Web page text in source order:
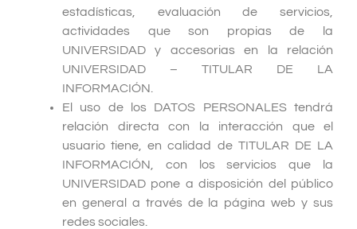
estadísticas, evaluación de servicios,
actividades que son propias de la
UNIVERSIDAD y accesorias en la relación
UNIVERSIDAD – TITULAR DE LA
INFORMACIÓN.
El uso de los DATOS PERSONALES tendrá
relación directa con la interacción que el
usuario tiene, en calidad de TITULAR DE LA
INFORMACIÓN, con los servicios que la
UNIVERSIDAD pone a disposición del público
en general a través de la página web y sus
redes sociales.